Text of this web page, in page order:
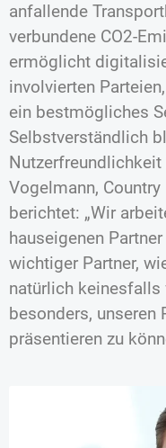
anfallende
verbundene CO2-
ermöglicht
involvierten
ein bestmögliches
Selbstverständlich
Vogelmann,
berichtet: „Wir
hauseigenen
wichtiger Partner,
natürlich keinesfalls
besonders, unseren
präsentieren zu